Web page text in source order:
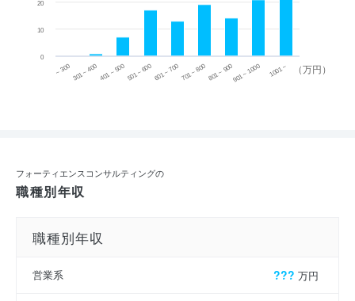
（万円）
~ 300 301 ~ 400 401 ~ 500501 ~ 600601 ~ 700701 ~ 800801 ~ 900901 ~ 1000 1001 ~
0
10
20
フォーティエンスコンサルティングの
職種別年収
職種別年収
営業系 ??? 万円